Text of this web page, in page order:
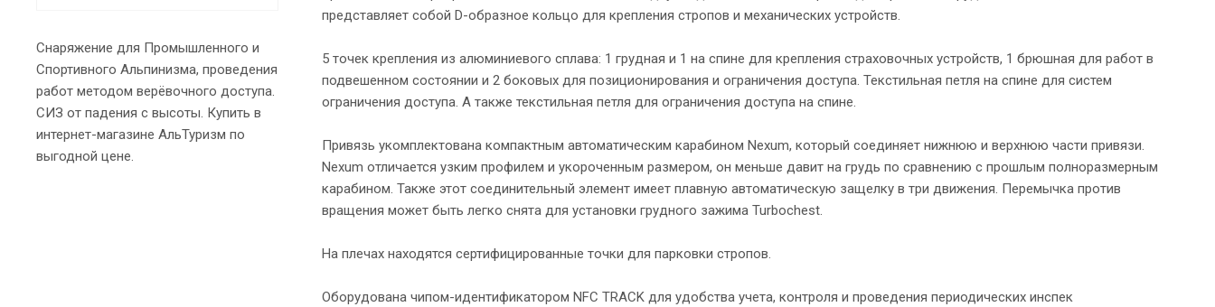
представляет собой D-образное кольцо для крепления стропов и механических устройств.
5 точек крепления из алюминиевого сплава: 1 грудная и 1 на спине для крепления страховочных устройств, 1 брюшная для работ в
подвешенном состоянии и 2 боковых для позиционирования и ограничения доступа. Текстильная петля на спине для систем
ограничения доступа. А также текстильная петля для ограничения доступа на спине.
Привязь укомплектована компактным автоматическим карабином Nexum, который соединяет нижнюю и верхнюю части привязи.
Nexum отличается узким профилем и укороченным размером, он меньше давит на грудь по сравнению с прошлым полноразмерным
карабином. Также этот соединительный элемент имеет плавную автоматическую защелку в три движения. Перемычка против
вращения может быть легко снята для установки грудного зажима Turbochest.
На плечах находятся сертифицированные точки для парковки стропов.
Оборудована чипом-идентификатором NFC TRACK для удобства учета, контроля и проведения периодических инспек
Снаряжение для Промышленного и
Спортивного Альпинизма, проведения
работ методом верёвочного доступа.
СИЗ от падения с высоты. Купить в
интернет-магазине АльТуризм по
выгодной цене.